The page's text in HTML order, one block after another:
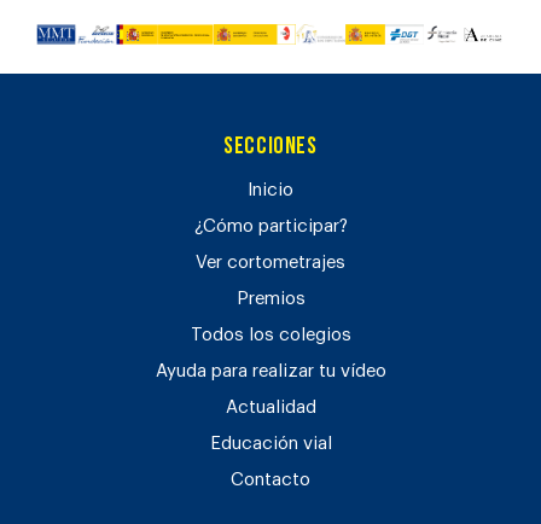
Secciones
Inicio
¿Cómo participar?
Ver cortometrajes
Premios
Todos los colegios
Ayuda para realizar tu vídeo
Actualidad
Educación vial
Contacto